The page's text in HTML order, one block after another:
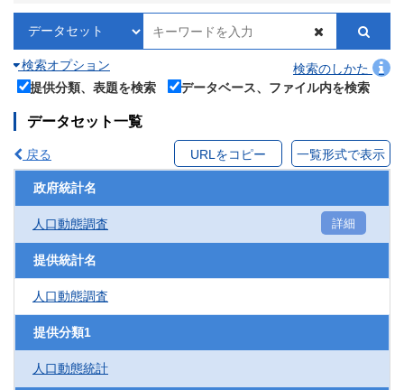
検索オプション
検索のしかた
提供分類、表題を検索
データベース、ファイル内を検索
データセット一覧
戻る URLをコピー 一覧形式で表示
政府統計名
人口動態調査 詳細
提供統計名
人口動態調査
提供分類1
人口動態統計